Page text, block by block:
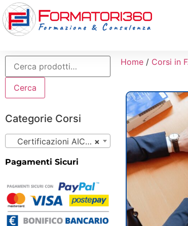
Cerca
Categorie Corsi
×
Certificazioni AICA (56)
Pagamenti Sicuri
Home/ Corsi in